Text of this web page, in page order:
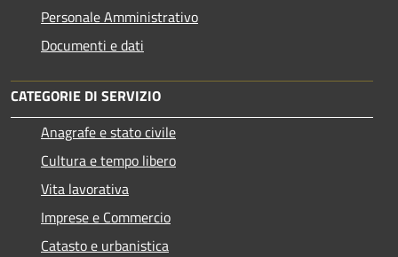
Personale Amministrativo
Documenti e dati
CATEGORIE DI SERVIZIO
Anagrafe e stato civile
Cultura e tempo libero
Vita lavorativa
Imprese e Commercio
Catasto e urbanistica